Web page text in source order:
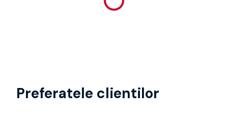
Preferatele clientilor